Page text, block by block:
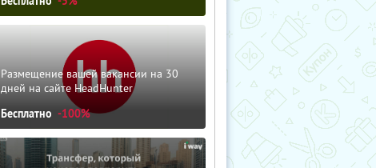
Размещение вашей вакансии на 30
дней на сайте HeadHunter
Бесплатно -100%